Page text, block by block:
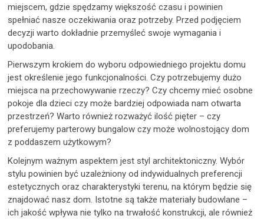
miejscem, gdzie spędzamy większość czasu i powinien
spełniać nasze oczekiwania oraz potrzeby. Przed podjęciem
decyzji warto dokładnie przemyśleć swoje wymagania i
upodobania.
Pierwszym krokiem do wyboru odpowiedniego projektu domu
jest określenie jego funkcjonalności. Czy potrzebujemy dużo
miejsca na przechowywanie rzeczy? Czy chcemy mieć osobne
pokoje dla dzieci czy może bardziej odpowiada nam otwarta
przestrzeń? Warto również rozważyć ilość pięter – czy
preferujemy parterowy bungalow czy może wolnostojący dom
z poddaszem użytkowym?
Kolejnym ważnym aspektem jest styl architektoniczny. Wybór
stylu powinien być uzależniony od indywidualnych preferencji
estetycznych oraz charakterystyki terenu, na którym będzie się
znajdować nasz dom. Istotne są także materiały budowlane –
ich jakość wpływa nie tylko na trwałość konstrukcji, ale również